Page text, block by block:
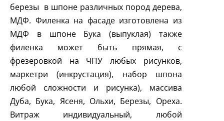
березы в шпоне различных пород дерева,
МДФ. Филенка на фасаде изготовлена из
МДФ в шпоне Бука (выпуклая) также
филенка может быть прямая, с
фрезеровкой на ЧПУ любых рисунков,
маркетри (инкрустация), набор шпона
любой сложности и рисунка), массива
Дуба, Бука, Ясеня, Ольхи, Березы, Ореха.
Витраж индивидуальный, любой